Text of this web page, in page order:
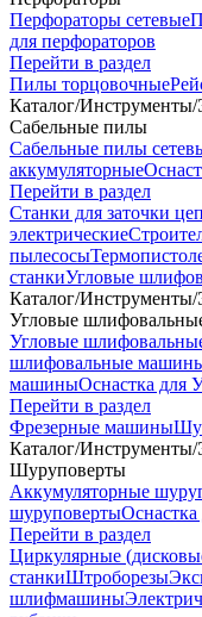
Перфораторы сетевые
для перфораторов
Перейти в раздел
Пилы торцовочные
Каталог/Инструменты/
Сабельные пилы
Сабельные пилы
аккумуляторные
Перейти в раздел
Станки для заточки
электрические
пылесосы
станкиУгловые
Каталог/Инструменты/
Угловые
Угловые
шлифовальные
машиныОснастка
Перейти в раздел
Фрезерные машины
Каталог/Инструменты/
Шуруповерты
Аккумуляторные
шуруповерты
Перейти в раздел
Циркулярные
станкиШтроборезы
шлифмашины